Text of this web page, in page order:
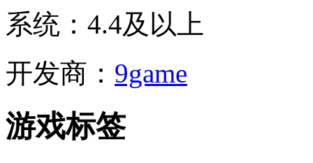
系统： 4.4及以上
开发商： 9game
游戏标签